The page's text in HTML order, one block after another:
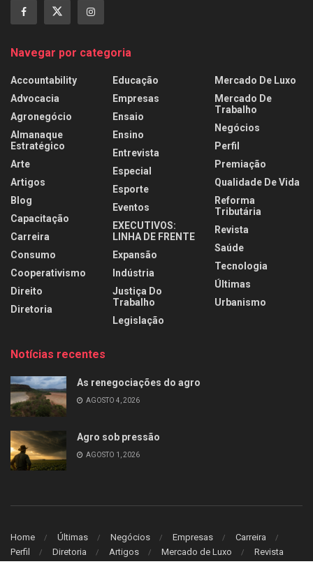
Navegar por categoria
Accountability
Advocacia
Agronegócio
Almanaque
Estratégico
Arte
Artigos
Blog
Capacitação
Carreira
Consumo
Cooperativismo
Direito
Diretoria
Educação
Empresas
Ensaio
Ensino
Entrevista
Especial
Esporte
Eventos
EXECUTIVOS:
LINHA DE FRENTE
Expansão
Indústria
Justiça Do
Trabalho
Legislação
Mercado De Luxo
Mercado De
Trabalho
Negócios
Perfil
Premiação
Qualidade De Vida
Reforma
Tributária
Revista
Saúde
Tecnologia
Últimas
Urbanismo
Notícias recentes
As renegociações do agro
AGOSTO 4, 2026
Agro sob pressão
AGOSTO 1, 2026
Home Últimas Negócios Empresas
Carreira
Perfil
Diretoria Artigos Mercado de Luxo Revista